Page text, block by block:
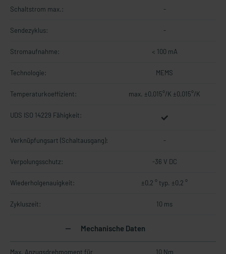
Schaltstrom max.: -
Sendezyklus: -
Stromaufnahme: < 100 mA
Technologie: MEMS
Temperaturkoeffizient: max. ±0,015°/K ±0,015°/K
UDS ISO 14229 Fähigkeit:
Verknüpfungsart (Schaltausgang): -
Verpolungsschutz: -36 V DC
Wiederholgenauigkeit: ±0,2 ° typ. ±0,2 °
Zykluszeit: 10 ms
Mechanische Daten
Max. Anzugsdrehmoment für
10 Nm